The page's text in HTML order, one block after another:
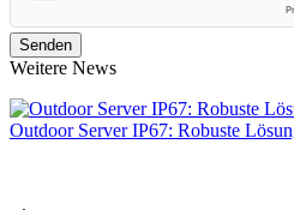
Weitere News
Outdoor Server IP67: Robuste